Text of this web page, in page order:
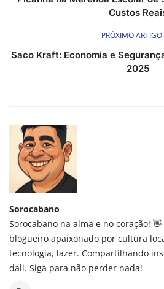
Custos
PRÓXIMO ARTIGO
Saco Kraft: Economia e
2025
Sorocabano
Sorocabano na alma e no coração!
blogueiro apaixonado por cultura
tecnologia, lazer. Compartilhando
dali. Siga para não perder nada!